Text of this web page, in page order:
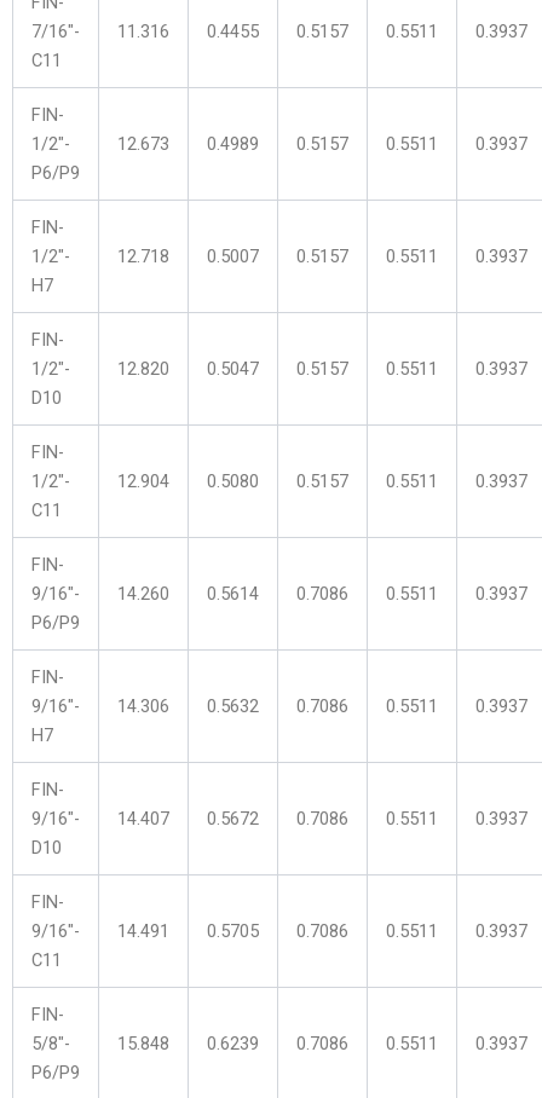
7/16″-
C11
11.316 0.4455 0.5157 0.5511 0.3937
FIN-
1/2″-
P6/P9
12.673 0.4989 0.5157 0.5511 0.3937
FIN-
1/2″-
H7
12.718 0.5007 0.5157 0.5511 0.3937
FIN-
1/2″-
D10
12.820 0.5047 0.5157 0.5511 0.3937
FIN-
1/2″-
C11
12.904 0.5080 0.5157 0.5511 0.3937
FIN-
9/16″-
P6/P9
14.260 0.5614 0.7086 0.5511 0.3937
FIN-
9/16″-
H7
14.306 0.5632 0.7086 0.5511 0.3937
FIN-
9/16″-
D10
14.407 0.5672 0.7086 0.5511 0.3937
FIN-
9/16″-
C11
14.491 0.5705 0.7086 0.5511 0.3937
FIN-
5/8″-
P6/P9
15.848 0.6239 0.7086 0.5511 0.3937